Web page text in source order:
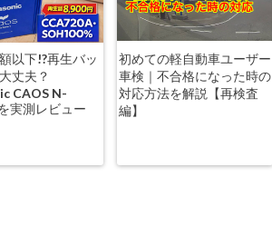
以下!?再生バッ
丈夫？
CAOS N-
実測レビュー
初めての軽自動車ユーザー
車検｜不合格になった時の
対応方法を解説【再検査
編】